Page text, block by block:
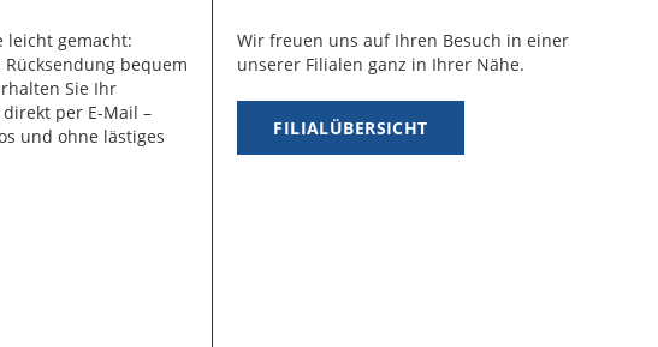
leicht gemacht:
bequem
Sie Ihr
per E-Mail –
und ohne lästiges
Wir freuen uns auf Ihren Besuch in einer
unserer Filialen ganz in Ihrer Nähe.
FILIALÜBERSICHT